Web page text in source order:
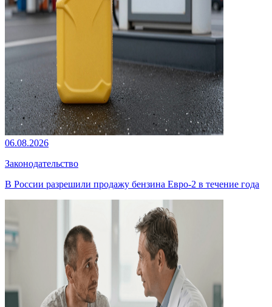
06.08.2026
Законодательство
В России разрешили продажу бензина Евро-2 в течение года